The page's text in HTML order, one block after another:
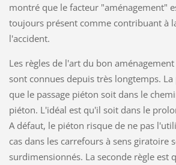
montré que le facteur "aménagement"
toujours présent comme contribuant à
l'accident.
Les règles de l'art du bon
sont connues depuis très longtemps.
que le passage piéton soit dans le
piéton. L'idéal est qu'il soit dans le
A défaut, le piéton risque de ne pas
cas dans les carrefours à sens giratoire
surdimensionnés. La seconde règle est